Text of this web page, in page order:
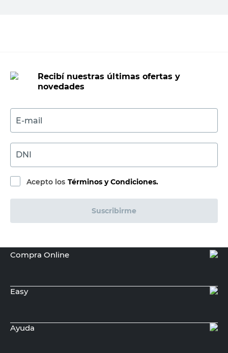
Espuma de Polietileno 10 Mm X 20 Mts
Maxhaus